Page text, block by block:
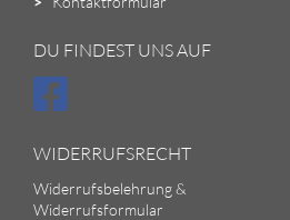
DU FINDEST UNS AUF
WIDERRUFSRECHT
Widerrufsbelehrung &
Widerrufsformular